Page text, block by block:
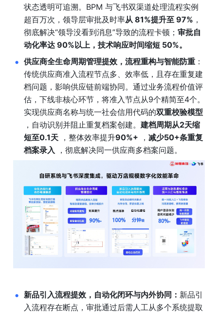
状态透明可追溯。BPM 与飞书双渠道处理流程实例
超百万次，领导层审批及时率从 81%提升至 97% ，
彻底解决“领导没看到消息”导致的流程卡顿； 审批自
动化率达 90%以上，技术响应时间缩短 50%。
供应商全生命周期管理提效，流程重构与智能防重 ：
传统供应商准入流程节点多、效率低，且存在重复建
档问题，影响供应链前端协同。通过业务流程价值评
估，下线非核心环节，将准入节点从9个精简至4个。
实现供应商名称与统一社会信用代码的双重校验模型
，自动识别并阻止重复档案创建。 建档周期从2天缩
短至0.1天 ，整体效率提升90%+ ， 减少50+条重复
档案录入 ，彻底解决同一供应商多档案问题。
新品引入流程提效，自动化闭环与内外协同： 新品引
入流程存在断点，审批通过后需人工从多个系统提取